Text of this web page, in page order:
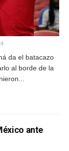
da el batacazo
al borde de la
ante